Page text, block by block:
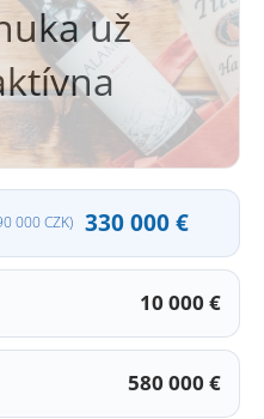
už
330 000 €
000 CZK)
10 000 €
580 000 €